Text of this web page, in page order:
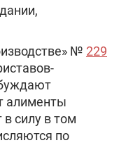
№ 229
алименты
в силу в том
по